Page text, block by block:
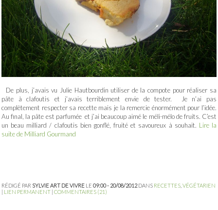
De plus, j’avais vu Julie Hautbourdin utiliser de la compote pour réaliser sa
pâte à clafoutis et j’avais terriblement envie de tester. Je n’ai pas
complètement respecter sa recette mais je la remercie énormément pour l’idée.
Au final, la pâte est parfumée et j’ai beaucoup aimé le méli-mélo de fruits. C’est
un beau milliard / clafoutis bien gonflé, fruité et savoureux à souhait. Lire la
suite de Milliard Gourmand
RÉDIGÉ PAR SYLVIE ART DE VIVRE LE 09:00 - 20/08/2012DANS RECETTES VÉGÉTARIEN
| LIEN PERMANENT | COMMENTAIRES (21)